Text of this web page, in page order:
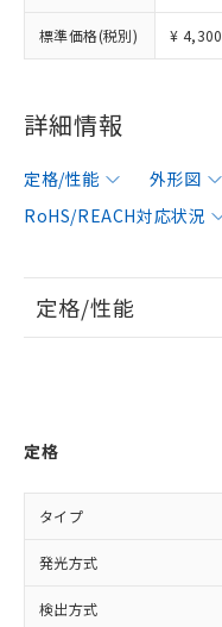
標準価格(税別) ¥ 4,300
詳細情報
定格/性能 外形図
RoHS/REACH対応状況
定格/性能
定格
タイプ
発光方式
検出方式